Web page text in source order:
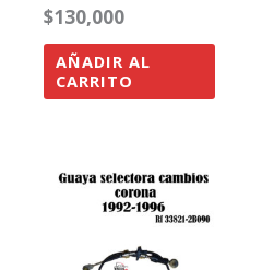
$130,000
AÑADIR AL
CARRITO